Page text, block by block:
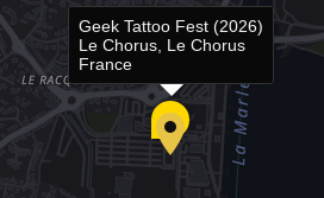
Geek Tattoo Fest (2026)
Le Chorus, Le Chorus
France